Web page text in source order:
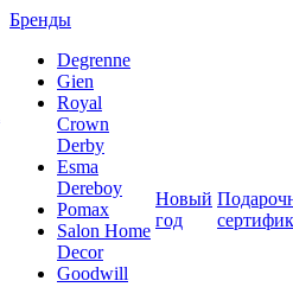
Бренды
Degrenne
Gien
Royal
Crown
Derby
Esma
Dereboy
Pomax
Salon Home
Decor
Goodwill
Новый
год